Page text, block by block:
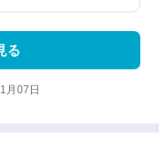
る
月07日